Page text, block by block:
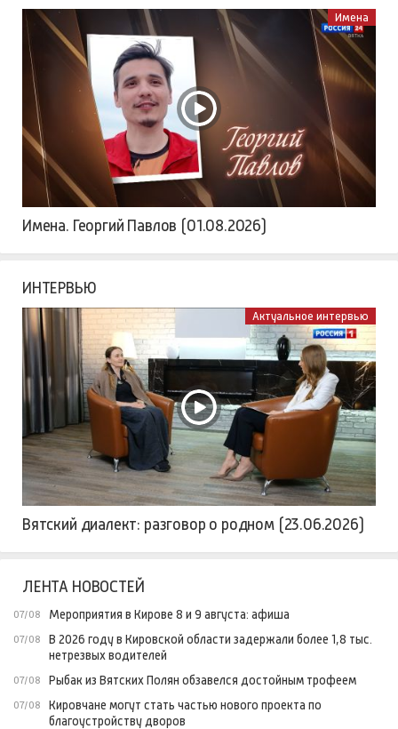
Имена
Имена. Георгий Павлов (01.08.2026)
ИНТЕРВЬЮ
Актуальное интервью
Вятский диалект: разговор о родном (23.06.2026)
ЛЕНТА НОВОСТЕЙ
07/08 Мероприятия в Кирове 8 и 9 августа: афиша
07/08
В 2026 году в Кировской области задержали более 1,8 тыс.
нетрезвых водителей
07/08 Рыбак из Вятских Полян обзавелся достойным трофеем
07/08
Кировчане могут стать частью нового проекта по
благоустройству дворов